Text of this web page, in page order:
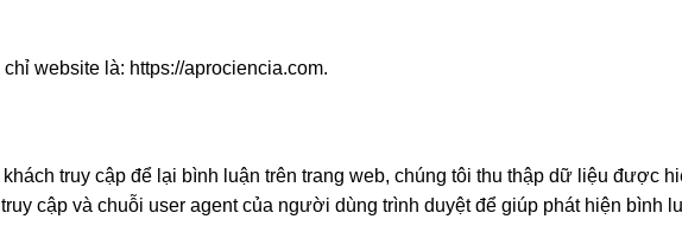
website là: https://aprociencia.com.
khách truy cập để lại bình luận trên trang web, chúng tôi thu thập dữ liệu được
cập và chuỗi user agent của người dùng trình duyệt để giúp phát hiện bình